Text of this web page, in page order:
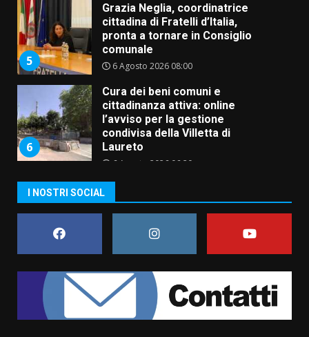
5
Grazia Neglia, coordinatrice
cittadina di Fratelli d’Italia,
pronta a tornare in Consiglio
comunale
6 Agosto 2026 08:00
6
Cura dei beni comuni e
cittadinanza attiva: online
l’avviso per la gestione
condivisa della Villetta di
Laureto
6 Agosto 2026 06:20
assoluta de “L’Albergo
Belvedere. Il rapimento”
6 Agosto 2026 06:15
1
Rivoluzione”: nuovo
appuntamento con “Fasano in
Banda”
I NOSTRI SOCIAL